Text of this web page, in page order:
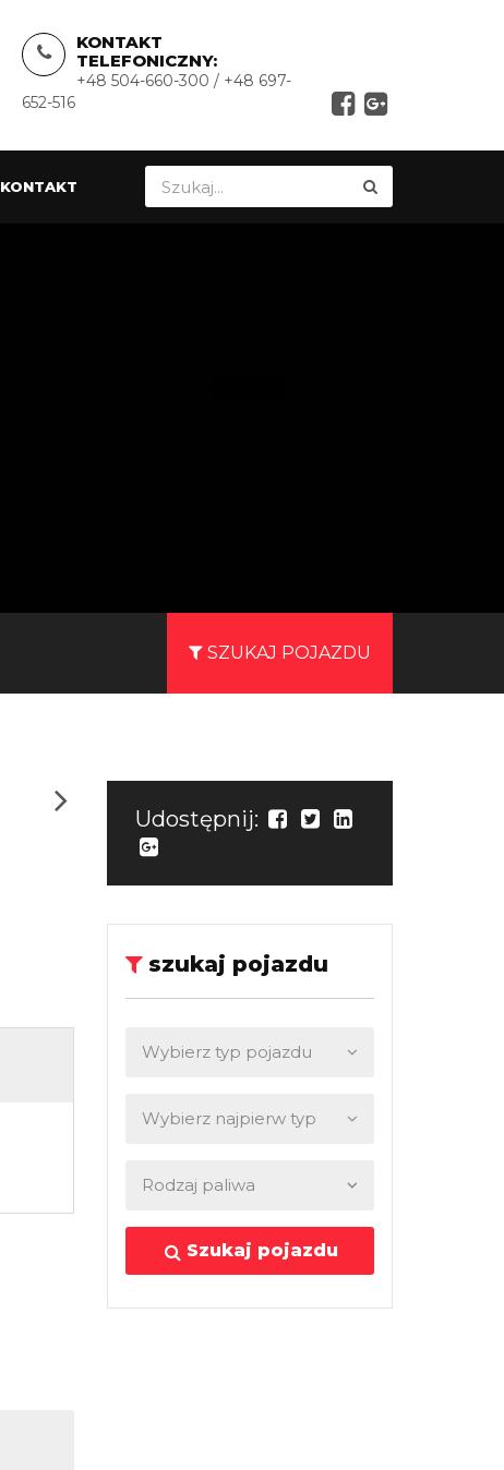
KONTAKT
TELEFONICZNY:
+48 504-660-300 / +48 697-
652-516
KONTAKT
SZUKAJ POJAZDU
Udostępnij:
szukaj pojazdu
Szukaj pojazdu